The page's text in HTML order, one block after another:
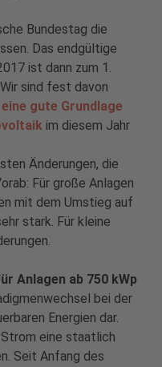
Bundestag die
Das endgültige
ist dann zum 1.
sind fest davon
eine gute Grundlage
im diesem Jahr
Änderungen, die
Für große Anlagen
mit dem Umstieg auf
stark. Für kleine
Anlagen ab 750 kWp
bei der
Energien dar.
eine staatlich
Seit Anfang des